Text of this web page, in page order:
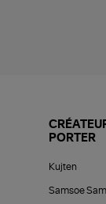
PORTER
Kujten
Samsoe